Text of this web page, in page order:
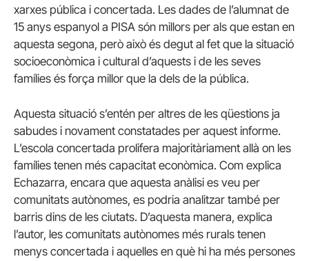
xarxes pública i concertada. Les dades de l’alumnat de
15 anys espanyol a PISA són millors per als que estan en
aquesta segona, però això és degut al fet que la situació
socioeconòmica i cultural d’aquests i de les seves
famílies és força millor que la dels de la pública.
Aquesta situació s’entén per altres de les qüestions ja
sabudes i novament constatades per aquest informe.
L’escola concertada prolifera majoritàriament allà on les
famílies tenen més capacitat econòmica. Com explica
Echazarra, encara que aquesta anàlisi es veu per
comunitats autònomes, es podria analitzar també per
barris dins de les ciutats. D’aquesta manera, explica
l’autor, les comunitats autònomes més rurals tenen
menys concertada i aquelles en què hi ha més persones